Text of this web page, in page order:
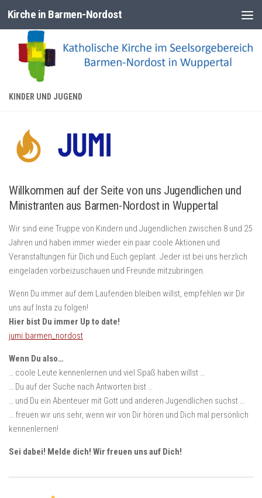
Zum Inhalt springen
Kirche in Barmen-Nordost
KINDER UND JUGEND
Willkommen auf der Seite von uns Jugendlichen und
Ministranten aus Barmen-Nordost in Wuppertal
Wir sind eine Truppe von Kindern und Jugendlichen zwischen 8 und 25
Jahren und haben immer wieder ein paar coole Aktionen und
Veranstaltungen für Dich und Euch geplant. Jeder ist bei uns herzlich
eingeladen vorbeizuschauen und Freunde mitzubringen.
Wenn Du immer auf dem Laufenden bleiben willst, empfehlen wir Dir
uns auf Insta zu folgen!
Hier bist Du immer Up to date!
jumi.barmen_nordost
Wenn Du also…
… coole Leute kennenlernen und viel Spaß haben willst …
… Du auf der Suche nach Antworten bist …
… und Du ein Abenteuer mit Gott und anderen Jugendlichen suchst …
… freuen wir uns sehr, wenn wir von Dir hören und Dich mal persönlich
kennenlernen!
Sei dabei! Melde dich! Wir freuen uns auf Dich!